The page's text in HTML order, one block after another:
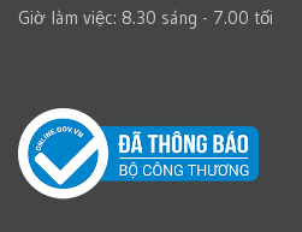
Giờ làm việc: 8.30 sáng - 7.00 tối